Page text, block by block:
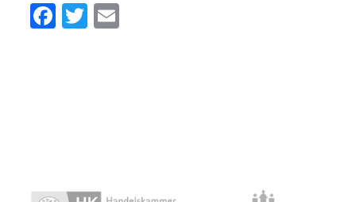
Facebook
Twitter